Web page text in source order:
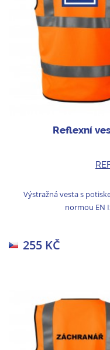
Reflexní
Výstražná vesta s
normou EN
255 KČ